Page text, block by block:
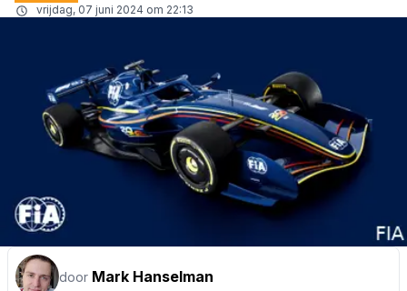
vrijdag, 07 juni 2024 om 22:13
door Mark Hanselman